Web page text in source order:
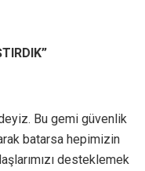
Bu gemi güvenlik
batarsa hepimizin
desteklemek